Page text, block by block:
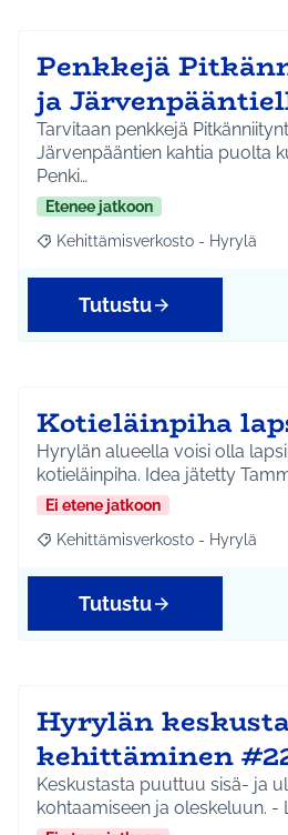
Penkkejä
ja
Tarvitaan penkkejä
Järvenpääntien kahtia puolta
Penki…
Etenee jatkoon
Rajaa tulokset aihepiirin mukaan:
Kehittämisverkosto - Hyrylä
Tutustu
Kotieläinpiha
Hyrylän alueella voisi olla
kotieläinpiha. Idea jätetty
Ei etene jatkoon
Rajaa tulokset aihepiirin mukaan:
Kehittämisverkosto - Hyrylä
Tutustu
Hyrylän
kehittäminen
Keskustasta puuttuu sisä- ja